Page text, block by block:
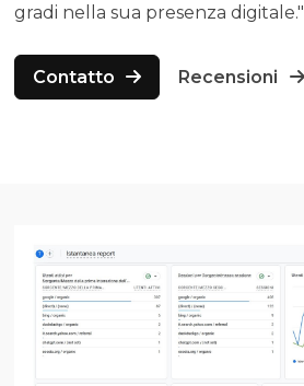
gradi nella sua presenza digitale."
Contatto Recensioni